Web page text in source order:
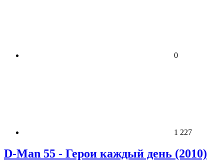
0
1 227
D-Man 55 - Герои каждый день (2010)